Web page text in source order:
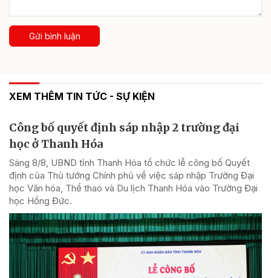
Gửi bình luận
XEM THÊM TIN TỨC - SỰ KIỆN
Công bố quyết định sáp nhập 2 trường đại
học ở Thanh Hóa
Sáng 8/8, UBND tỉnh Thanh Hóa tổ chức lễ công bố Quyết
định của Thủ tướng Chính phủ về việc sáp nhập Trường Đại
học Văn hóa, Thể thao và Du lịch Thanh Hóa vào Trường Đại
học Hồng Đức.